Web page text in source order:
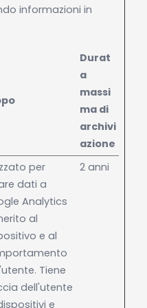
informazioni in
Durat
a
massi
ma di
archivi
azione
per
dati a
Analytics
al
e al
Tiene
dell'utente
e
2 anni